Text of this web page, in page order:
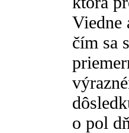
Viedne
čím sa
o pol